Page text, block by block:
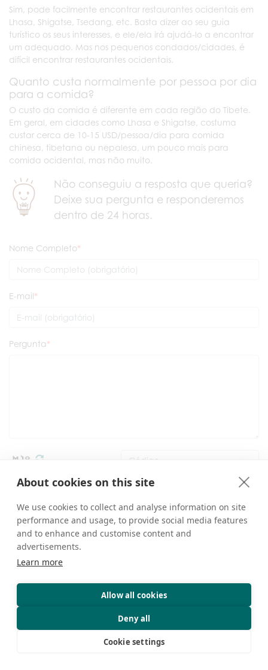
About cookies on this site
We use cookies to collect and analyse information on site
performance and usage, to provide social media features
and to enhance and customise content and
advertisements.
Learn more
Allow all cookies
Deny all
Cookie settings
Sim, pode facilmente encontrar restaurantes ocidentais em
Lhasa, Shigatse, Tsedang, etc. Basta dizer ao seu guia
turístico os seus interesses, e ele/ela irá ajudá-lo a encontrar
um adequado. Mas nos pequenos condados/cidades, é
difícil encontrar restaurantes ocidentais.
Quanto custa normalmente por pessoa por dia
para a comida?
O custo da comida é diferente em cada região do Tibete.
Em geral, em cidades como Lhasa e Shigatse, costuma
custar cerca de 10-15 USD/pessoa/dia para comida
chinesa, tibetana ou nepalesa, um pouco mais para
comida ocidental, mas não muito.
Não conseguiu a resposta que queria?
Deixe sua pergunta e responderemos
dentro de 24 horas.
Nome Completo
E-mail
Pergunta
ENVIAR ouEnvie-nos um E-mail
FALE CONOSCO
Casa Privada Dava, Nº 8, Rua Dangre, Lhasa, Tibete,
inquiry@greattibettour.com